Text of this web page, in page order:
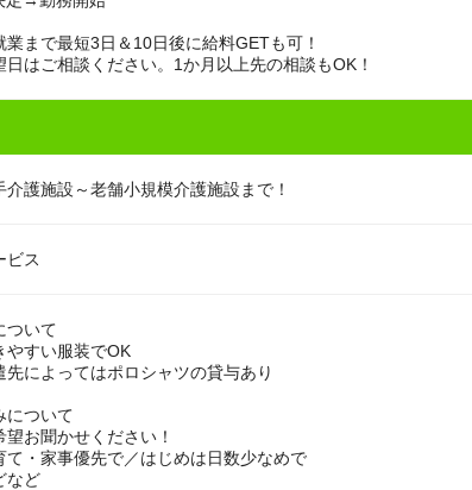
まで最短3日＆10日後に給料GETも可！
日はご相談ください。1か月以上先の相談もOK！
介護施設～老舗小規模介護施設まで！
ビス
ついて
すい服装でOK
よってはポロシャツの貸与あり
について
お聞かせください！
家事優先で／はじめは日数少なめで
ど